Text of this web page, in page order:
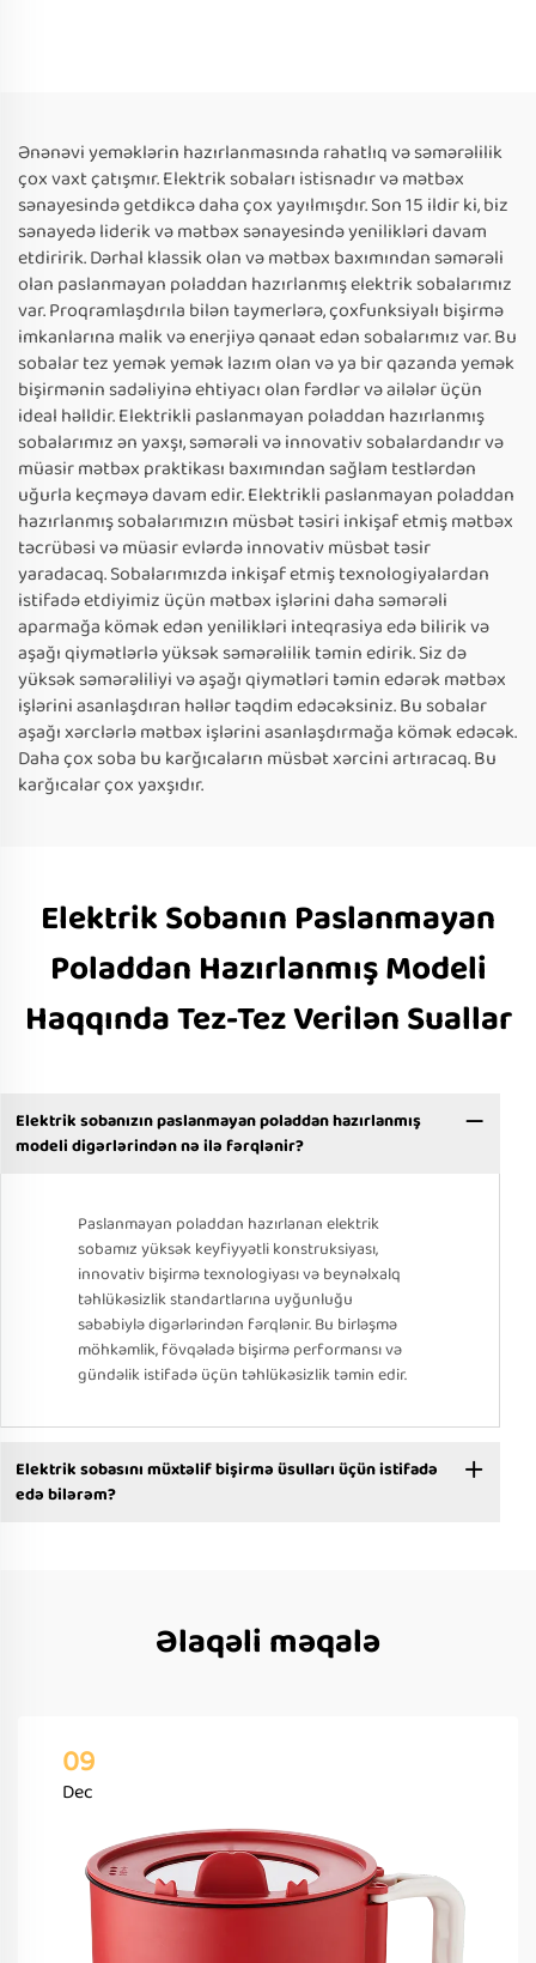
Ənənəvi yeməklərin hazırlanmasında rahatlıq və səmərəlilik
çox vaxt çatışmır. Elektrik sobaları istisnadır və mətbəx
sənayesində getdikcə daha çox yayılmışdır. Son 15 ildir ki, biz
sənayedə liderik və mətbəx sənayesində yenilikləri davam
etdiririk. Dərhal klassik olan və mətbəx baxımından səmərəli
olan paslanmayan poladdan hazırlanmış elektrik sobalarımız
var. Proqramlaşdırıla bilən taymerlərə, çoxfunksiyalı bişirmə
imkanlarına malik və enerjiyə qənaət edən sobalarımız var. Bu
sobalar tez yemək yemək lazım olan və ya bir qazanda yemək
bişirmənin sadəliyinə ehtiyacı olan fərdlər və ailələr üçün
ideal həlldir. Elektrikli paslanmayan poladdan hazırlanmış
sobalarımız ən yaxşı, səmərəli və innovativ sobalardandır və
müasir mətbəx praktikası baxımından sağlam testlərdən
uğurla keçməyə davam edir. Elektrikli paslanmayan poladdan
hazırlanmış sobalarımızın müsbət təsiri inkişaf etmiş mətbəx
təcrübəsi və müasir evlərdə innovativ müsbət təsir
yaradacaq. Sobalarımızda inkişaf etmiş texnologiyalardan
istifadə etdiyimiz üçün mətbəx işlərini daha səmərəli
aparmağa kömək edən yenilikləri inteqrasiya edə bilirik və
aşağı qiymətlərlə yüksək səmərəlilik təmin edirik. Siz də
yüksək səmərəliliyi və aşağı qiymətləri təmin edərək mətbəx
işlərini asanlaşdıran həllər təqdim edəcəksiniz. Bu sobalar
aşağı xərclərlə mətbəx işlərini asanlaşdırmağa kömək edəcək.
Daha çox soba bu karğıcaların müsbət xərcini artıracaq. Bu
karğıcalar çox yaxşıdır.
Elektrik Sobanın Paslanmayan
Poladdan Hazırlanmış Modeli
Haqqında Tez-Tez Verilən Suallar
Elektrik sobanızın paslanmayan poladdan hazırlanmış
modeli digərlərindən nə ilə fərqlənir?
Paslanmayan poladdan hazırlanan elektrik
sobamız yüksək keyfiyyətli konstruksiyası,
innovativ bişirmə texnologiyası və beynəlxalq
təhlükəsizlik standartlarına uyğunluğu
səbəbiylə digərlərindən fərqlənir. Bu birləşmə
möhkəmlik, fövqəladə bişirmə performansı və
gündəlik istifadə üçün təhlükəsizlik təmin edir.
Elektrik sobasını müxtəlif bişirmə üsulları üçün istifadə
edə bilərəm?
Əlaqəli məqalə
09
Dec